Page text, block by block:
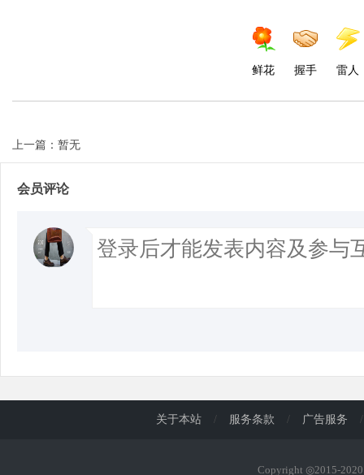
鲜花 握手 雷人
上一篇：暂无
会员评论
关于本站 / 服务条款 / 广告服务 /
Copyright ◎2015-